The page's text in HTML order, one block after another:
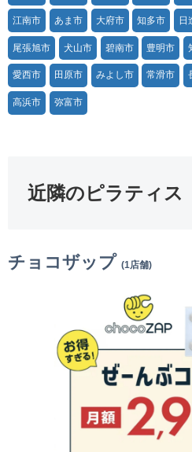
江南市 あま市 大府市 知多市 日
尾張旭市 犬山市 碧南市 豊明市
愛西市 田原市 みよし市 常滑市
高浜市 弥富市
近隣のピラティス
チョコザップ (1店舗)